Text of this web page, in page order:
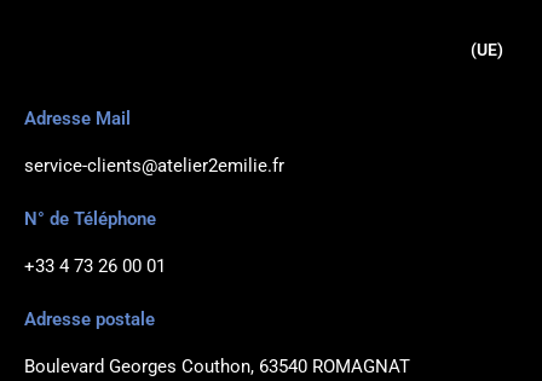
(UE)
Adresse Mail
service-clients@atelier2emilie.fr
N° de Téléphone
+33 4 73 26 00 01
Adresse postale
Boulevard Georges Couthon, 63540 ROMAGNAT